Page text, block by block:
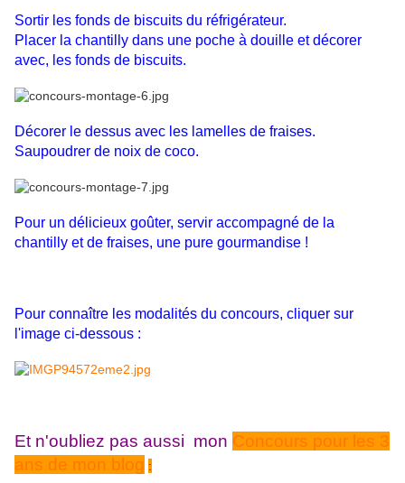
Sortir les fonds de biscuits du réfrigérateur.
Placer la chantilly dans une poche à douille et décorer
avec, les fonds de biscuits.
Décorer le dessus avec les lamelles de fraises.
Saupoudrer de noix de coco.
Pour un délicieux goûter, servir accompagné de la
chantilly et de fraises, une pure gourmandise !
Pour connaître les modalités du concours, cliquer sur
l'image ci-dessous :
Et n'oubliez pas aussi mon Concours pour les 3
ans de mon blog :